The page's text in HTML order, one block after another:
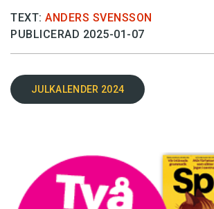
TEXT: ANDERS SVENSSON
PUBLICERAD 2025-01-07
JULKALENDER 2024